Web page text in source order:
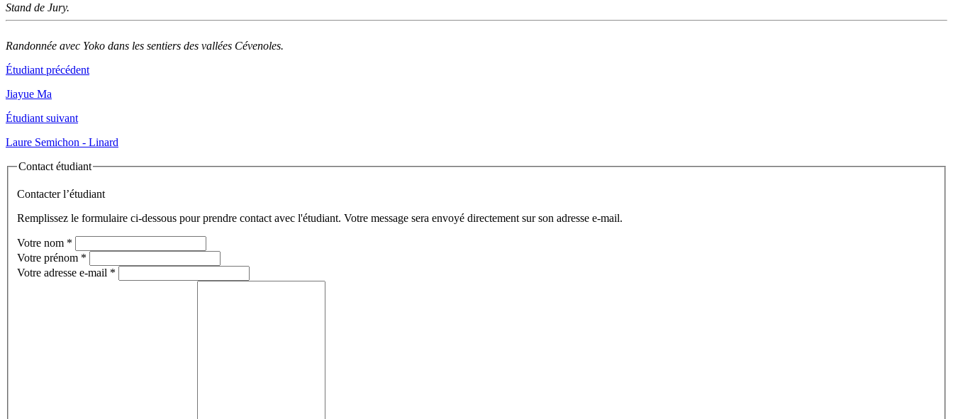
Stand de Jury.
Randonnée avec Yoko dans les sentiers des vallées Cévenoles.
Étudiant précédent
Jiayue Ma
Étudiant suivant
Laure Semichon - Linard
Contact étudiant
Contacter l’étudiant
Remplissez le formulaire ci-dessous pour prendre contact avec l'étudiant. Votre message sera envoyé directement sur son adresse e-mail.
Votre nom *
Votre prénom *
Votre adresse e-mail *